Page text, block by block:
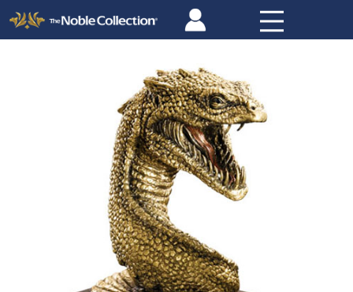
Panneau de gestion des cookies